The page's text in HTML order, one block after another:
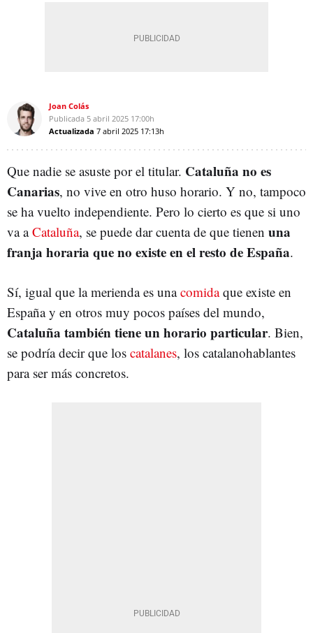
Joan Colás
Publicada 5 abril 2025 17:00h
Actualizada 7 abril 2025 17:13h
Que nadie se asuste por el titular. Cataluña no es
Canarias, no vive en otro huso horario. Y no, tampoco
se ha vuelto independiente. Pero lo cierto es que si uno
va aCataluña, se puede dar cuenta de que tienen una
franja horaria que no existe en el resto de España.
Sí, igual que la merienda es unacomidaque existe en
España y en otros muy pocos países del mundo,
Cataluña también tiene un horario particular. Bien,
se podría decir que los catalanes, los catalanohablantes
para ser más concretos.